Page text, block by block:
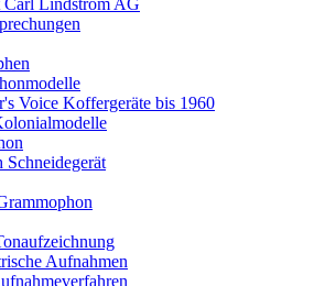
Voice Koffergeräte bis 1960
Schneidegerät
Aufnahmen